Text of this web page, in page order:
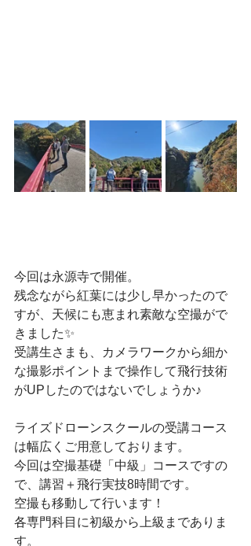
今回は永源寺で開催。
残念ながら紅葉には少し早かったので
すが、天候にも恵まれ素敵な空撮がで
きました✨
受講生さまも、カメラワークから細か
な撮影ポイントまで操作して飛行技術
がUPしたのではないでしょうか♪
ライズドローンスクールの受講コース
は幅広くご用意しております。
今回は空撮基礎「中級」コースですの
で、講習＋飛行実技8時間です。
空撮も移動して行います！
各専門科目に初級から上級までありま
す。